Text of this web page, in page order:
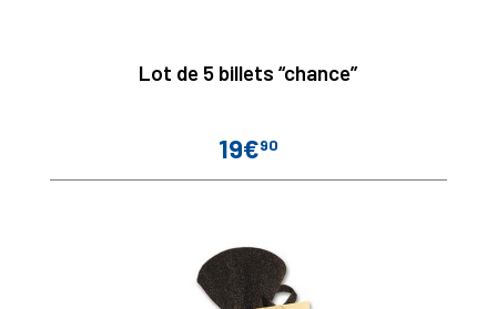
Lot de 5 billets “chance”
Prix
19€90